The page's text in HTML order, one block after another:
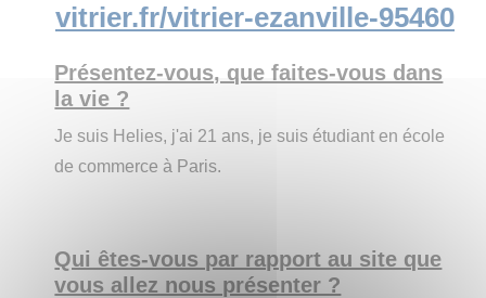
vitrier.fr/vitrier-ezanville-95460
Présentez-vous, que faites-vous dans
la vie ?
Je suis Helies, j'ai 21 ans, je suis étudiant en école
de commerce à Paris.
Qui êtes-vous par rapport au site que
vous allez nous présenter ?